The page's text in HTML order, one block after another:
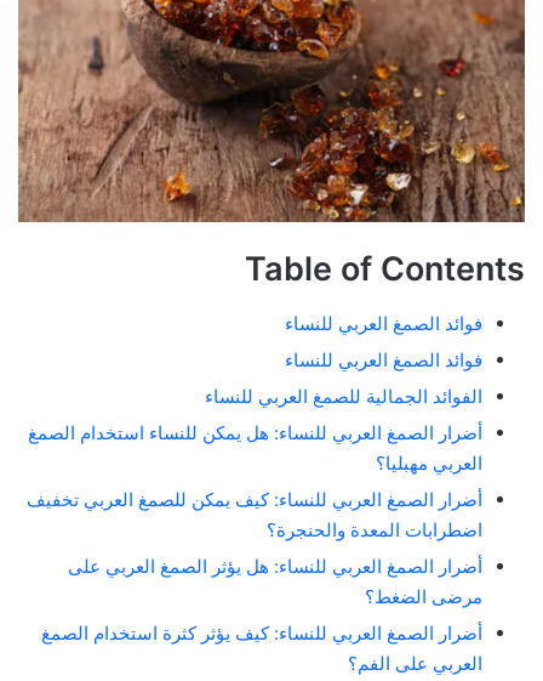
Table of Contents
فوائد الصمغ العربي للنساء
فوائد الصمغ العربي للنساء
الفوائد الجمالية للصمغ العربي للنساء
أضرار الصمغ العربي للنساء: هل يمكن للنساء استخدام الصمغ
العربي مهبليا؟
أضرار الصمغ العربي للنساء: كيف يمكن للصمغ العربي تخفيف
اضطرابات المعدة والحنجرة؟
أضرار الصمغ العربي للنساء: هل يؤثر الصمغ العربي على
مرضى الضغط؟
أضرار الصمغ العربي للنساء: كيف يؤثر كثرة استخدام الصمغ
العربي على الفم؟